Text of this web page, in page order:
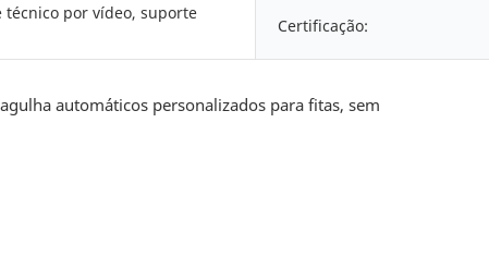
técnico por vídeo, suporte
Certificação: